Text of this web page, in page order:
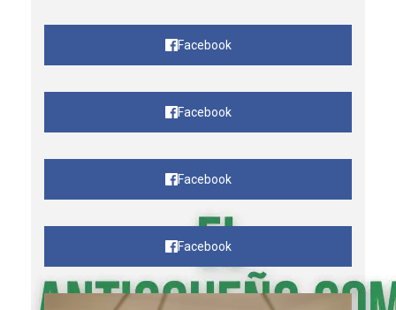
Facebook
Facebook
Facebook
Facebook